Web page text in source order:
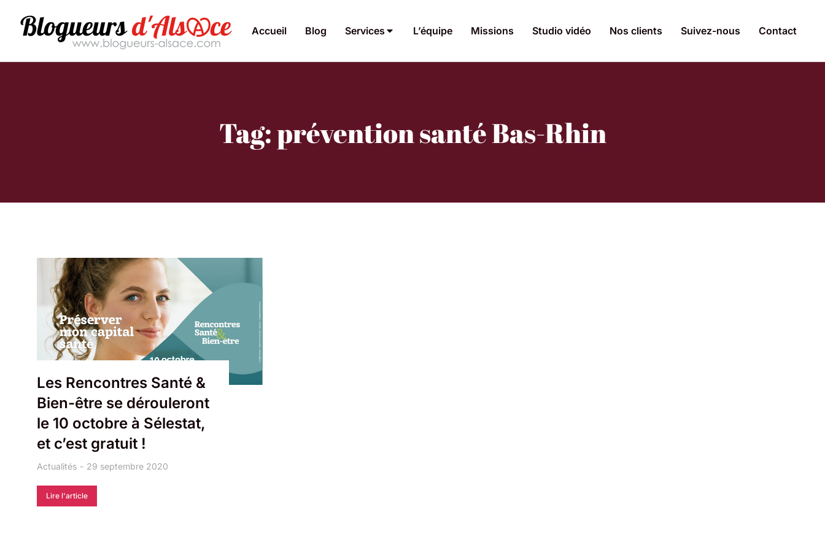
Accueil Blog Services L’équipe Missions Studio vidéo Nos clients Suivez-nous Contact
Tag: prévention santé Bas-Rhin
Les Rencontres Santé &
Bien-être se dérouleront
le 10 octobre à Sélestat,
et c’est gratuit !
Actualités 29 septembre 2020
Lire l'article